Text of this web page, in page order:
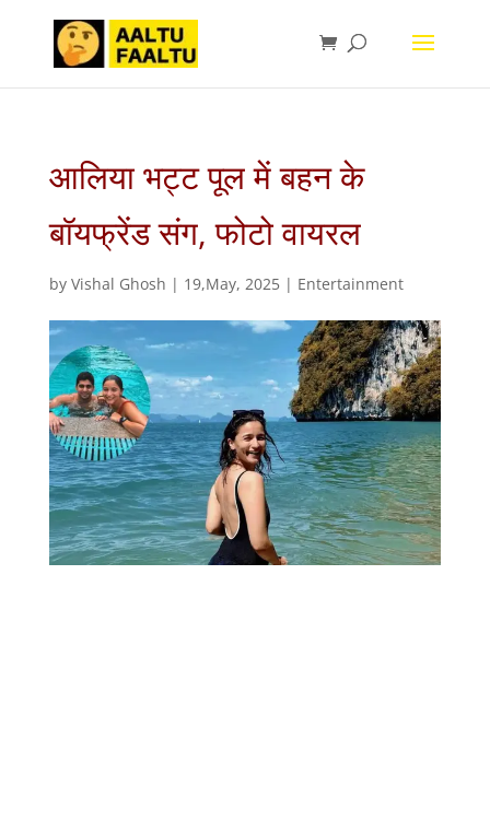
आलिया भट्ट पूल में बहन के
बॉयफ्रेंड संग, फोटो वायरल
by Vishal Ghosh | 19,May, 2025| Entertainment